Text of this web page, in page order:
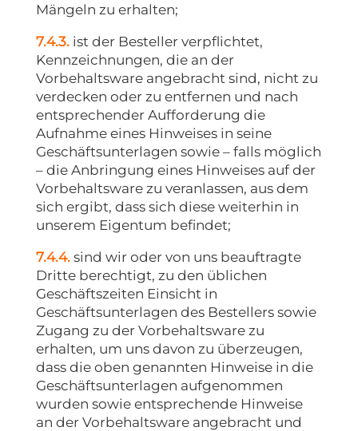
Mängeln zu erhalten;
7.4.3.ist der Besteller verpflichtet,
Kennzeichnungen, die an der
Vorbehaltsware angebracht sind, nicht zu
verdecken oder zu entfernen und nach
entsprechender Aufforderung die
Aufnahme eines Hinweises in seine
Geschäftsunterlagen sowie – falls möglich
– die Anbringung eines Hinweises auf der
Vorbehaltsware zu veranlassen, aus dem
sich ergibt, dass sich diese weiterhin in
unserem Eigentum befindet;
7.4.4.sind wir oder von uns beauftragte
Dritte berechtigt, zu den üblichen
Geschäftszeiten Einsicht in
Geschäftsunterlagen des Bestellers sowie
Zugang zu der Vorbehaltsware zu
erhalten, um uns davon zu überzeugen,
dass die oben genannten Hinweise in die
Geschäftsunterlagen aufgenommen
wurden sowie entsprechende Hinweise
an der Vorbehaltsware angebracht und